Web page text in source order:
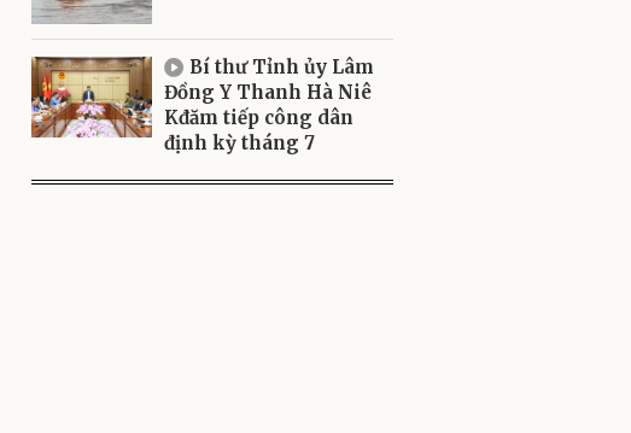
Bí thư Tỉnh ủy Lâm
Đồng Y Thanh Hà Niê
Kđăm tiếp công dân
định kỳ tháng 7